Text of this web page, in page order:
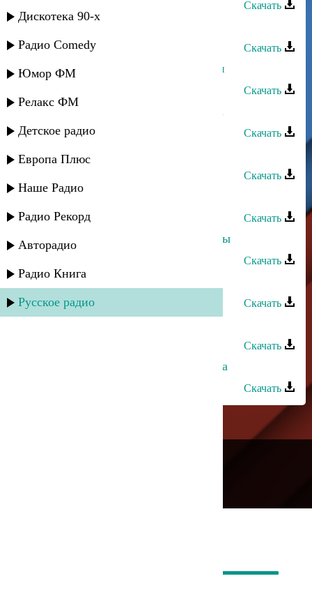
Дискотека 90-х
Радио Comedy
Юмор ФМ
Релакс ФМ
Детское радио
Европа Плюс
Наше Радио
Радио Рекорд
Авторадио
Радио Книга
Русское радио
Скачать
Скачать
Султан Лагучев - Турецкий Султан
Скачать
Султан Лагучев - Любовь хулигана
Скачать
Султан - Восточная ночь
Скачать
Султан - Звезда султана
Скачать
Султан и Эльчин Кулиев - Вне игры
Скачать
Султан - Ты толко моя
Скачать
Скачать
Султан и Эльчин Кулиев - Попытка
Скачать